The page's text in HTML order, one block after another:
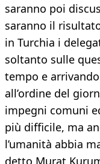
saranno poi
saranno il
in Turchia i
soltanto sulle
tempo e
all’ordine del
impegni comuni
più difficile, ma
l’umanità abbia
detto Murat